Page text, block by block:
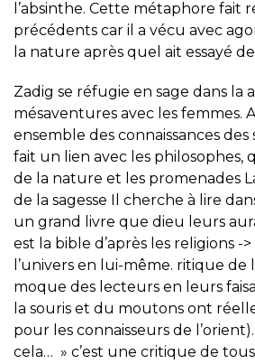
l’absinthe. Cette métaphore fait
précédents car il a vécu avec
la nature après quel ait essayé
Zadig se réfugie en sage dans la
mésaventures avec les femmes.
ensemble des connaissances
fait un lien avec les philosophes,
de la nature et les promenades
de la sagesse Il cherche à lire
un grand livre que dieu leurs
est la bible d’après les religions -
l’univers en lui-même. ritique de
moque des lecteurs en leurs
la souris et du moutons ont
pour les connaisseurs de
cela… » c’est une critique de